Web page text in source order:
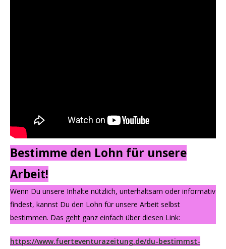
Bestimme den Lohn für unsere
Arbeit!
Wenn Du unsere Inhalte nützlich, unterhaltsam oder informativ
findest, kannst Du den Lohn für unsere Arbeit selbst
bestimmen. Das geht ganz einfach über diesen Link:
https://www.fuerteventurazeitung.de/du-bestimmst-